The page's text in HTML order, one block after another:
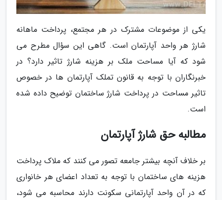
یکی از موضوعات مشترک در هر مجتمع، پرداخت ماهانه
شارژ هر واحد آپارتمان است. گاهی این سؤال مطرح می
شود که آیا مساحت ملک بر هزینه شارژ تاثیر دارد؟ در
خبرنگاران با توجه به قانون تملک آپارتمان ها در خصوص
تاثیر مساحت در پرداخت شارژ ساختمان توضیح داده شده
است.
مطالبه حق شارژ آپارتمان
بر خلاف آنچه بیشتر جامعه تصور می کنند که ملاک پرداخت
هزینه های ساختمان با توجه به تعداد اعضای هر خانواری
که در آن واحد آپارتمانی سکونت دارند محاسبه می شود،